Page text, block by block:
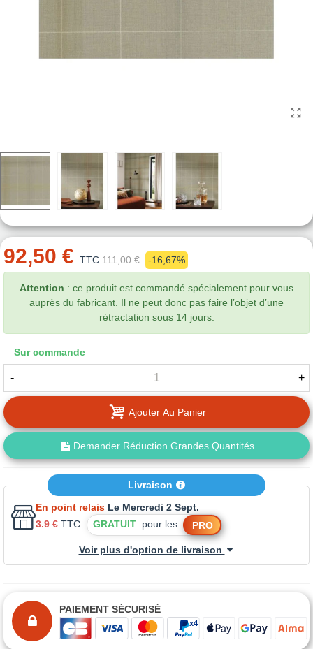
92,50 € TTC 111,00 € -16,67%
Attention : ce produit est commandé spécialement pour vous
auprès du fabricant. Il ne peut donc pas faire l’objet d’une
rétractation sous 14 jours.
Sur commande
- +
Ajouter Au Panier
Demander Réduction Grandes Quantités
Livraison
En point relais Le Mercredi 2 Sept.
3.9 € TTC GRATUIT pour les PRO
Voir plus d'option de livraison
PAIEMENT SÉCURISÉ